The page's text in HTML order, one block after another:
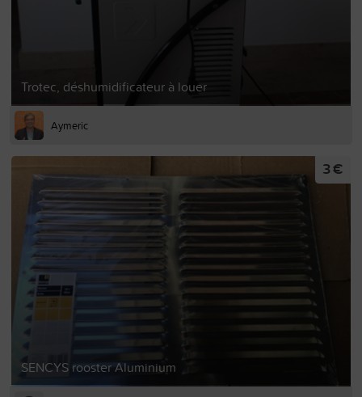
Trotec, déshumidificateur à louer
Aymeric
SENCYS rooster Aluminium
3 €